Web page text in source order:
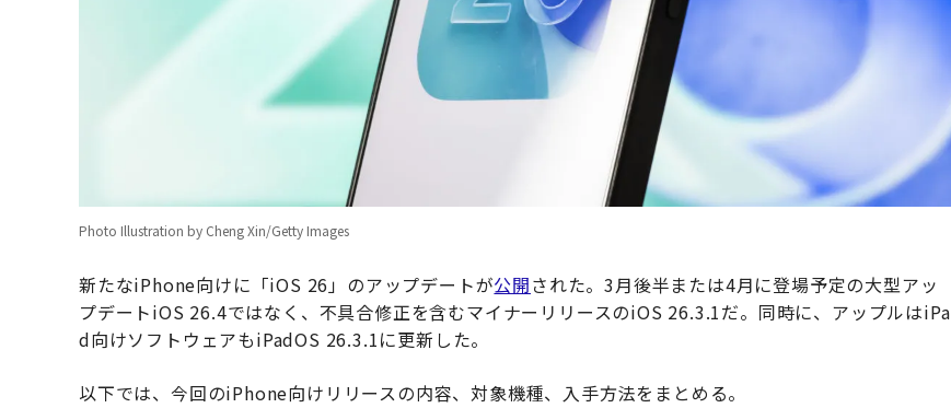
Photo Illustration by Cheng Xin/Getty Images
新たなiPhone向けに「iOS 26」のアップデートが公開された。3月後半または4月に登場予定の大型アッ
プデートiOS 26.4ではなく、不具合修正を含むマイナーリリースのiOS 26.3.1だ。同時に、アップルはiPa
d向けソフトウェアもiPadOS 26.3.1に更新した。
以下では、今回のiPhone向けリリースの内容、対象機種、入手方法をまとめる。